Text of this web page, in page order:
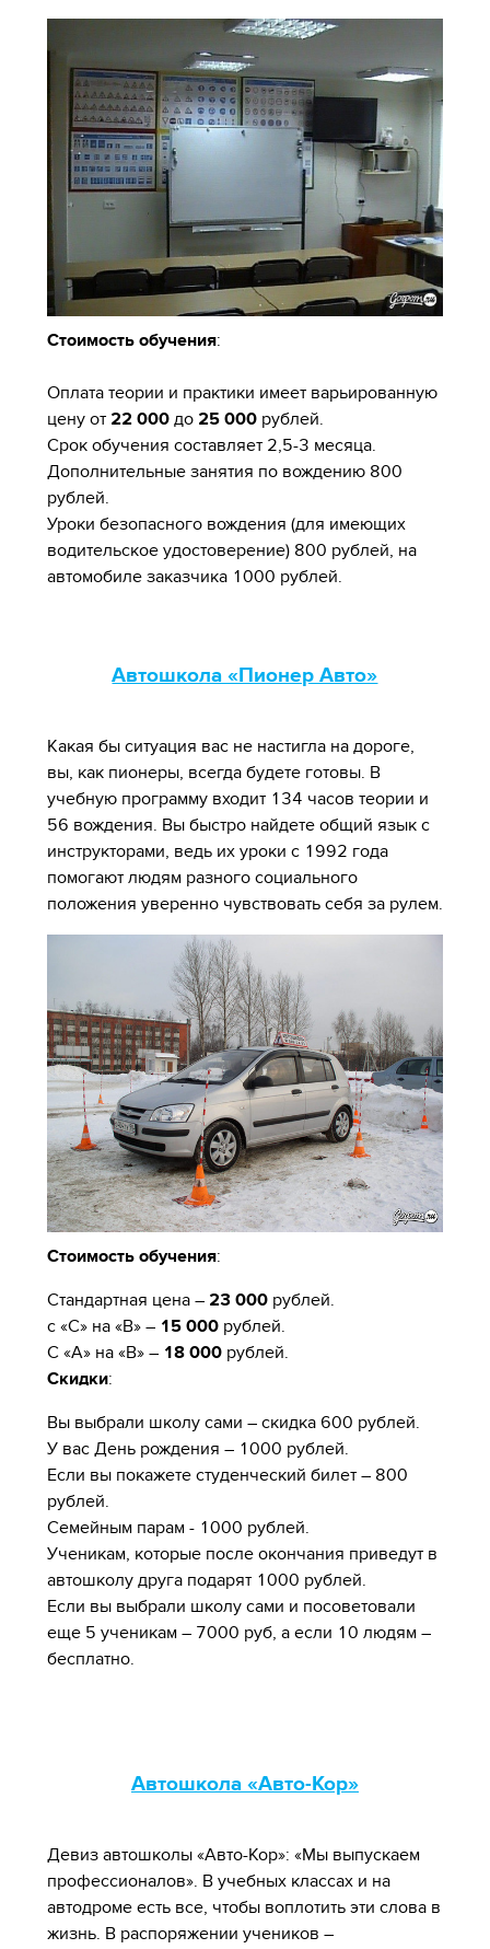
Стоимость обучения:
Оплата теории и практики имеет варьированную
цену от 22 000до 25 000рублей.
Срок обучения составляет 2,5-3 месяца.
Дополнительные занятия по вождению 800
рублей.
Уроки безопасного вождения (для имеющих
водительское удостоверение) 800 рублей, на
автомобиле заказчика 1000 рублей.
Автошкола «Пионер Авто»
Какая бы ситуация вас не настигла на дороге,
вы, как пионеры, всегда будете готовы. В
учебную программу входит 134 часов теории и
56 вождения. Вы быстро найдете общий язык с
инструкторами, ведь их уроки с 1992 года
помогают людям разного социального
положения уверенно чувствовать себя за рулем.
Стоимость обучения:
Стандартная цена – 23 000рублей.
с «С» на «В» – 15 000рублей.
С «А» на «В» – 18 000рублей.
Скидки:
Вы выбрали школу сами – скидка 600 рублей.
У вас День рождения – 1000 рублей.
Если вы покажете студенческий билет – 800
рублей.
Семейным парам - 1000 рублей.
Ученикам, которые после окончания приведут в
автошколу друга подарят 1000 рублей.
Если вы выбрали школу сами и посоветовали
еще 5 ученикам – 7000 руб, а если 10 людям –
бесплатно.
Автошкола «Авто-Кор»
Девиз автошколы «Авто-Кор»: «Мы выпускаем
профессионалов». В учебных классах и на
автодроме есть все, чтобы воплотить эти слова в
жизнь. В распоряжении учеников –